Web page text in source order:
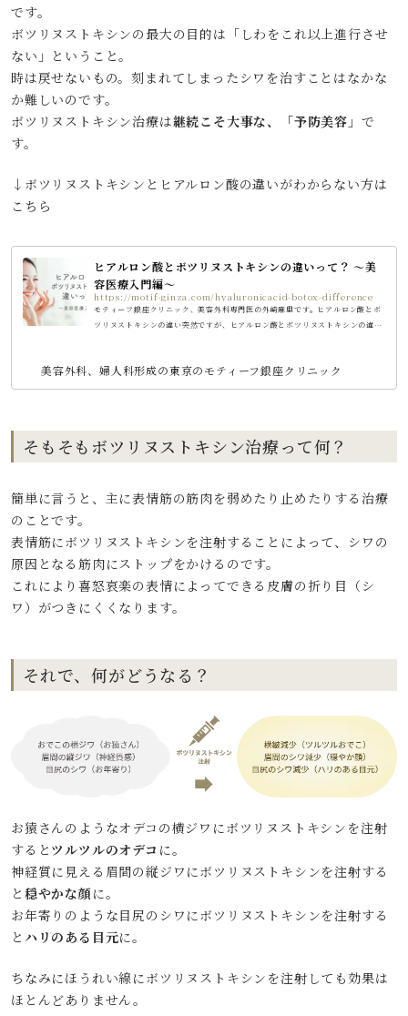
です。
ボツリヌストキシンの最大の目的は「しわをこれ以上進行させ
ない」ということ。
時は戻せないもの。刻まれてしまったシワを治すことはなかな
か難しいのです。
ボツリヌストキシン治療は継続こそ大事な、「予防美容」 で
す。
↓ボツリヌストキシンとヒアルロン酸の違いがわからない方は
こちら
ヒアルロン酸とボツリヌストキシンの違いって？ ～美
容医療入門編～
https://motif-ginza.com/hyaluronicacid-botox-difference
モティーフ銀座クリニック、美容外科専門医の外崎麻里です。ヒアルロン酸とボ
ツリヌストキシンの違い突然ですが、ヒアルロン酸とボツリヌストキシンの違い
います。大きく分けた特徴の違いはこちら。ボツリヌストキシン→表情ジワがで
美容外科、婦人科形成の東京のモティーフ銀座クリニック
そもそもボツリヌストキシン治療って何？
簡単に言うと、主に表情筋の筋肉を弱めたり止めたりする治療
のことです。
表情筋にボツリヌストキシンを注射することによって、シワの
原因となる筋肉にストップをかけるのです。
これにより喜怒哀楽の表情によってできる皮膚の折り目（シ
ワ）がつきにくくなります。
それで、何がどうなる？
お猿さんのようなオデコの横ジワにボツリヌストキシンを注射
すると ツルツルのオデコ に。
神経質に見える眉間の縦ジワにボツリヌストキシンを注射する
と 穏やかな顔に。
お年寄りのような目尻のシワにボツリヌストキシンを注射する
と ハリのある目元に。
ちなみにほうれい線にボツリヌストキシンを注射しても効果は
ほとんどありません。